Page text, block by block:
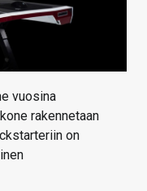
vuosina
rakennetaan
on